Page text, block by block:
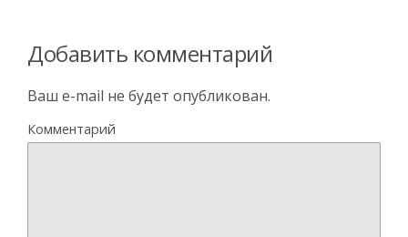
Добавить комментарий
Ваш e-mail не будет опубликован.
Комментарий